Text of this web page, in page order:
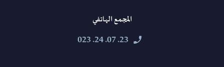
المجمع الهاتفي


23. 07. 24. 023